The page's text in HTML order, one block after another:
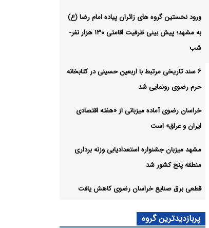
ورود نخستین گروه‌ های زائران پیاده امام رضا (ع)
به مشهد؛ پیش‌ بینی ظرفیت اقامتی ۱۳۰ هزار نفر-
شب
۶ سند تاریخی مرتبط با اربعین حسینی در کتابخانه
حرم رضوی رونمایی شد
خراسان رضوی آماده میزبانی از «هفته اقتصادی
ایران و عراق» است
مشهد میزبان جشنواره استعدادیابی وزنه‌ برداری
منطقه پنج کشور شد
قطعی برق صنایع خراسان رضوی کاهش یافت
پربازدیدترین گروه